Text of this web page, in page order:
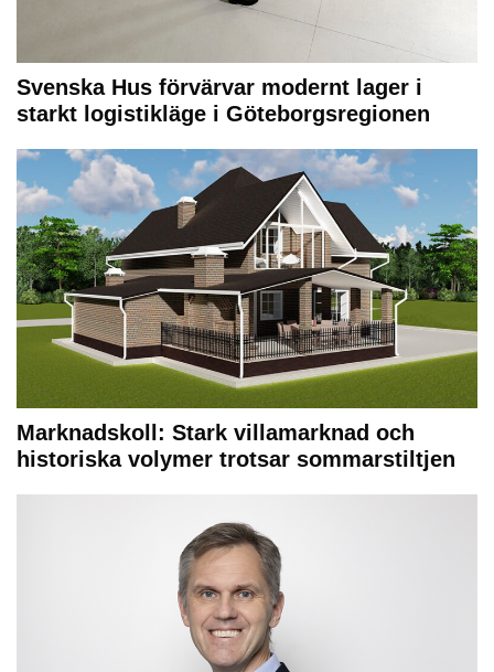
Svenska Hus förvärvar modernt lager i
starkt logistikläge i Göteborgsregionen
Marknadskoll: Stark villamarknad och
historiska volymer trotsar sommarstiltjen